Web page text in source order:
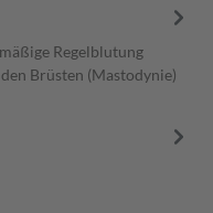
Regelblutung
Brüsten (Mastodynie)